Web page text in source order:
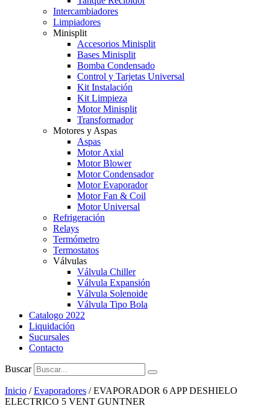
Intercambiadores
Limpiadores
Minisplit
Accesorios Minisplit
Bases Minisplit
Bomba Condensado
Control y Tarjetas Universal
Kit Instalación
Kit Limpieza
Motor Minisplit
Transformador
Motores y Aspas
Aspas
Motor Axial
Motor Blower
Motor Condensador
Motor Evaporador
Motor Fan & Coil
Motor Universal
Refrigeración
Relays
Termómetro
Termostatos
Válvulas
Válvula Chiller
Válvula Expansión
Válvula Solenoide
Válvula Tipo Bola
Catalogo 2022
Liquidación
Sucursales
Contacto
Buscar
Inicio /Evaporadores / EVAPORADOR 6 APP DESHIELO
ELECTRICO 5 VENT GUNTNER